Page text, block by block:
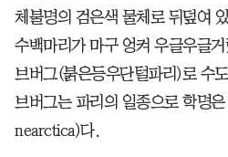
체불명의 검은색 물체로 뒤덮여
수백마리가 마구 엉켜 우글우글
브버그(붉은등우단털파리)로 수
브버그는 파리의 일종으로 학명
nearctica)다.